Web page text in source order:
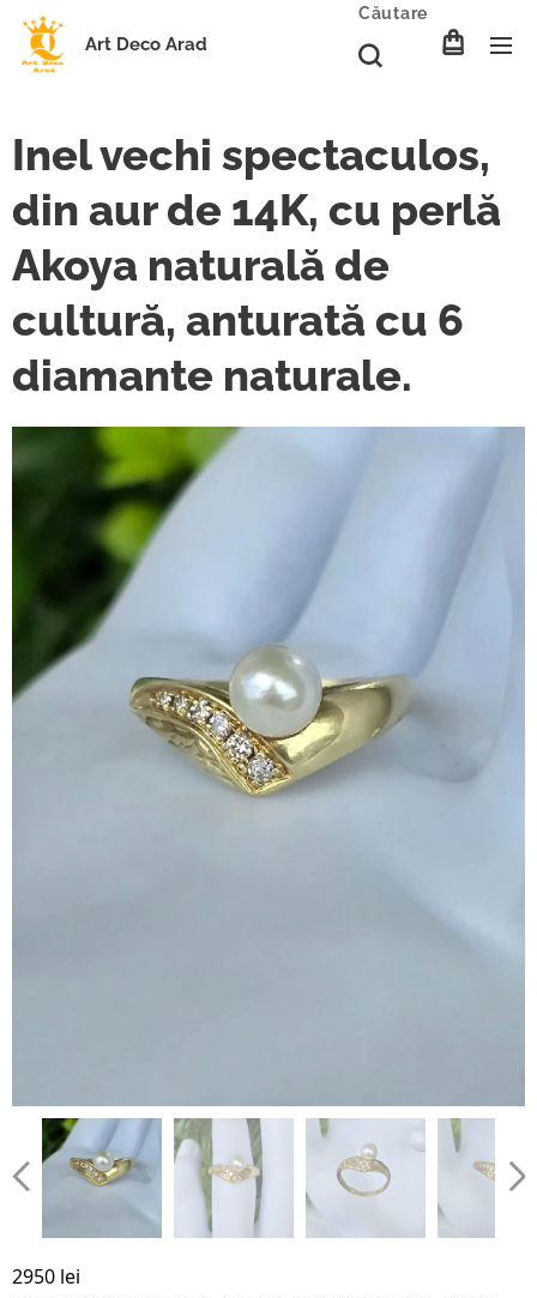
Art Deco Arad
Căutare
Inel vechi spectaculos,
din aur de 14K, cu perlă
Akoya naturală de
cultură, anturată cu 6
diamante naturale.
2950 lei